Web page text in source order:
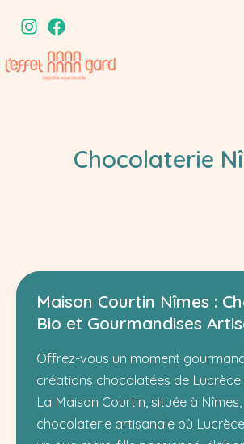
contenu
Chocolaterie
Maison Courtin Nîmes :
Bio et Gourmandises
Offrez-vous un moment
créations chocolatées de Lucrèce
La Maison Courtin, située à
chocolaterie artisanale où